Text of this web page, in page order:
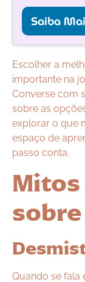
Saiba
Escolher a
importante na
Converse com
sobre as
explorar o que
espaço de
passo conta.
Mitos
sobre
Quando se fala